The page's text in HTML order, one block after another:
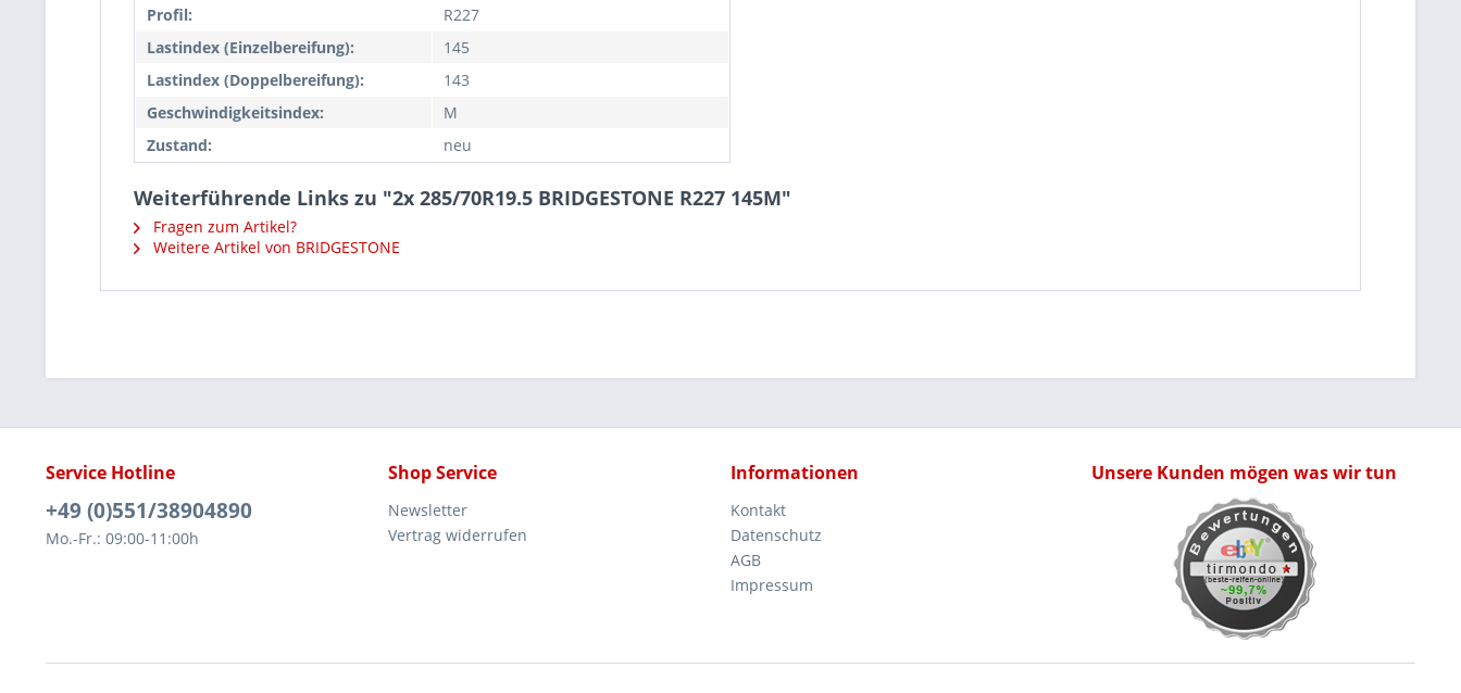
Profil:
R227
Lastindex (Einzelbereifung):
145
Lastindex (Doppelbereifung):
143
Geschwindigkeitsindex:
M
Zustand:
neu
Weiterführende Links zu "2x 285/70R19.5 BRIDGESTONE R227 145M"
Fragen zum Artikel?
Weitere Artikel von BRIDGESTONE
Service Hotline
+49 (0)551/38904890
Mo.-Fr.: 09:00-11:00h
Shop Service
Newsletter
Vertrag widerrufen
Informationen
Kontakt
Datenschutz
AGB
Impressum
Unsere Kunden mögen was wir tun